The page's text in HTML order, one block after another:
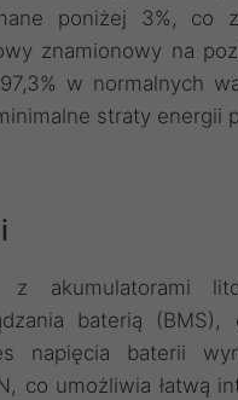
poniżej 3%, co
znamionowy na
w normalnych
straty energii
akumulatorami
baterią
napięcia baterii
co umożliwia łatwą